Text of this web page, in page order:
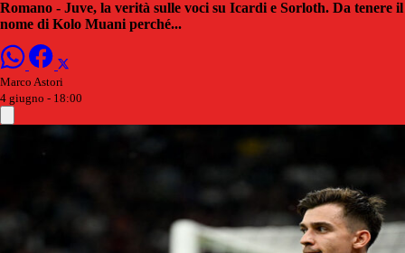
Romano - Juve, la verità sulle voci su Icardi e Sorloth. Da tenere il
nome di Kolo Muani perché...
Marco Astori
4 giugno - 18:00